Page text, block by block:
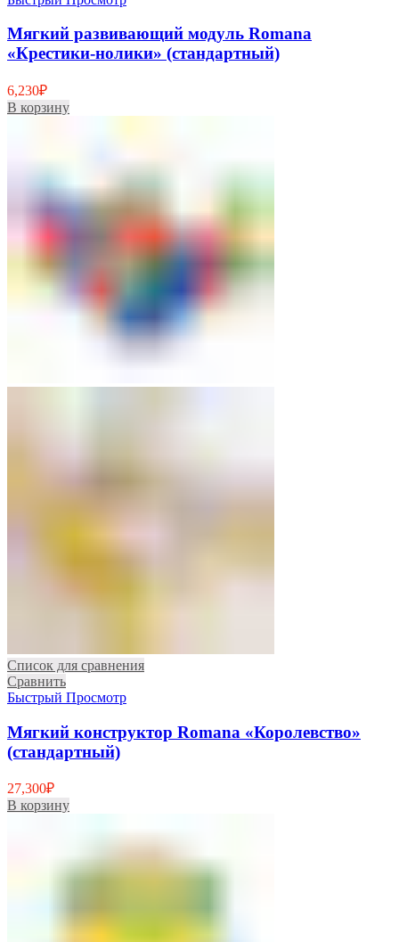
Мягкий развивающий модуль Romana
«Крестики-нолики» (стандартный)
6,230₽
В корзину
Список для сравнения
Сравнить
Быстрый Просмотр
Мягкий конструктор Romana «Королевство»
(стандартный)
27,300₽
В корзину